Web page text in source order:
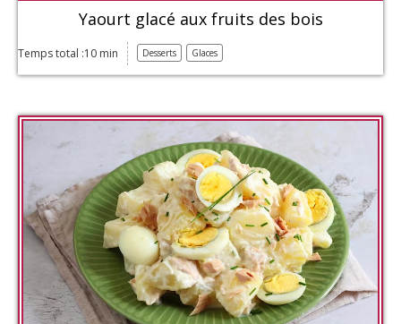
Yaourt glacé aux fruits des bois
Temps total :10 min Desserts Glaces